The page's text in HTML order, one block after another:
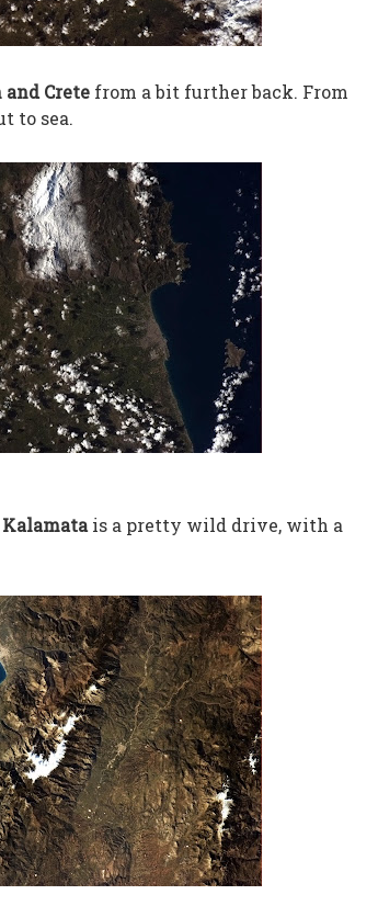
Crete from a bit further back. From
to sea.
is a pretty wild drive, with a